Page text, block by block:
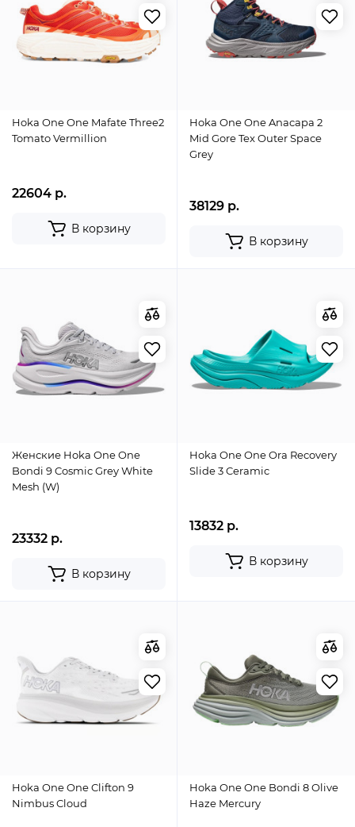
Hoka One One Mafate Three2
Tomato Vermillion
22604 р.
В корзину
Hoka One One Anacapa 2
Mid Gore Tex Outer Space
Grey
38129 р.
В корзину
Женские Hoka One One
Bondi 9 Cosmic Grey White
Mesh (W)
23332 р.
В корзину
Hoka One One Ora Recovery
Slide 3 Ceramic
13832 р.
В корзину
Hoka One One Clifton 9
Nimbus Cloud
Hoka One One Bondi 8 Olive
Haze Mercury